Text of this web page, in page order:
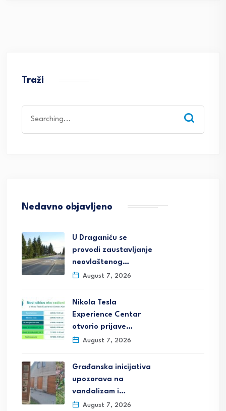
Traži
for:
Nedavno objavljeno
U Draganiću se
provodi zaustavljanje
neovlaštenog…
August 7, 2026
Nikola Tesla
Experience Centar
otvorio prijave…
August 7, 2026
Građanska inicijativa
upozorava na
vandalizam i…
August 7, 2026